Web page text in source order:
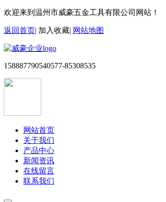
欢迎来到温州市威豪五金工具有限公司网站！
返回首页| 加入收藏| 网站地图
158887790540577-85308535
网站首页
关于我们
产品中心
新闻资讯
在线留言
联系我们